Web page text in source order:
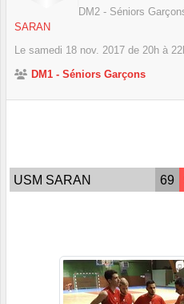
DM2 - Séniors
SARAN
Le samedi 18 nov. 2017 de 20h à
DM1 - Séniors Garçons
USM SARAN 69